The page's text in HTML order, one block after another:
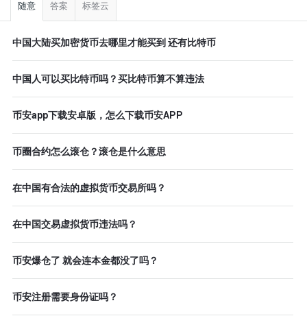
随意 答案 标签云
中国大陆买加密货币去哪里才能买到 还有比特币
中国人可以买比特币吗？买比特币算不算违法
币安app下载安卓版，怎么下载币安APP
币圈合约怎么滚仓？滚仓是什么意思
在中国有合法的虚拟货币交易所吗？
在中国交易虚拟货币违法吗？
币安爆仓了 就会连本金都没了吗？
币安注册需要身份证吗？